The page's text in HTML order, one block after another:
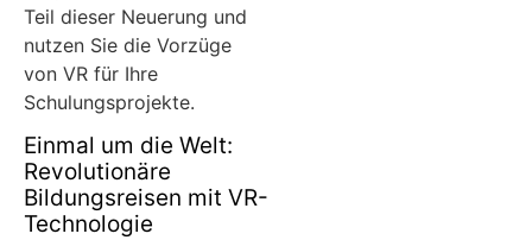
Teil dieser Neuerung und
nutzen Sie die Vorzüge
von VR für Ihre
Schulungsprojekte.
Einmal um die Welt:
Revolutionäre
Bildungsreisen mit VR-
Technologie